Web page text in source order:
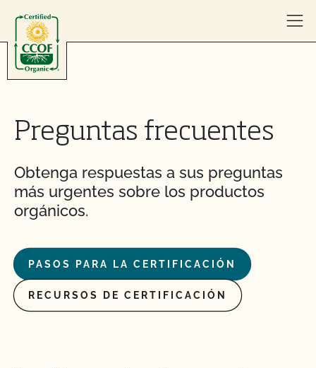
Preguntas frecuentes
Obtenga respuestas a sus preguntas
más urgentes sobre los productos
orgánicos.
PASOS PARA LA CERTIFICACIÓN
RECURSOS DE CERTIFICACIÓN